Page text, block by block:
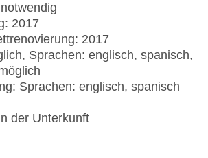
2017
2017
Sprachen: englisch, spanisch,
Sprachen: englisch, spanisch
der Unterkunft